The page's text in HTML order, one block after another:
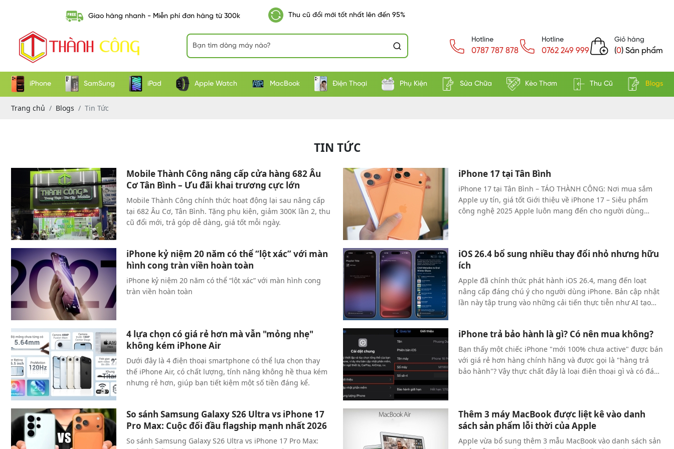
Giao hàng nhanh - Miễn phí đơn hàng từ 300k Thu cũ đổi mới tốt nhất lên đến 95%
Hotline
0787 787 878
Hotline
0762 249 999
Giỏ hàng
(0) Sản phẩm
iPhone SamSung iPad Apple Watch MacBook Điện Thoại Phụ Kiện Sửa Chữa Kèo Thơm Thu Cũ Blogs
Trang chủ Blogs Tin Tức
TIN TỨC
Mobile Thành Công nâng cấp cửa hàng 682 Âu
Cơ Tân Bình – Ưu đãi khai trương cực lớn
Mobile Thành Công chính thức hoạt động lại sau nâng cấp
tại 682 Âu Cơ, Tân Bình. Tặng phụ kiện, giảm 300K lần 2, thu
cũ đổi mới, trả góp dễ dàng, giá tốt mỗi ngày.
iPhone 17 tại Tân Bình
iPhone 17 tại Tân Bình – TÁO THÀNH CÔNG: Nơi mua sắm
Apple uy tín, giá tốt Giới thiệu về iPhone 17 – Siêu phẩm
công nghệ 2025 Apple luôn mang đến cho người dùng
hẹn sẽ tạo nên “cơn sốt” trên thị trường công nghệ.
iPhone kỷ niệm 20 năm có thể “lột xác” với màn
hình cong tràn viền hoàn toàn
iPhone kỷ niệm 20 năm có thể “lột xác” với màn hình cong
tràn viền hoàn toàn
iOS 26.4 bổ sung nhiều thay đổi nhỏ nhưng hữu
ích
Apple đã chính thức phát hành iOS 26.4, mang đến loạt
nâng cấp đáng chú ý cho người dùng iPhone. Bản cập nhật
lần này tập trung vào những cải tiến thực tiễn như AI tạo
4 lựa chọn có giá rẻ hơn mà vẫn "mỏng nhẹ"
không kém iPhone Air
Dưới đây là 4 điện thoại smartphone có thể lựa chọn thay
thế iPhone Air, có chất lượng, tính năng không hề thua kém
nhưng rẻ hơn, giúp bạn tiết kiệm một số tiền đáng kể.
iPhone trả bảo hành là gì? Có nên mua không?
Bạn thấy một chiếc iPhone "mới 100% chưa active" được bán
với giá rẻ hơn hàng chính hãng và được gọi là "hàng trả
bảo hành"? Vậy thực chất đây là loại điện thoại gì và có đáng
So sánh Samsung Galaxy S26 Ultra vs iPhone 17
Pro Max: Cuộc đối đầu flagship mạnh nhất 2026
So sánh Samsung Galaxy S26 Ultra vs iPhone 17 Pro Max:
Thêm 3 máy MacBook được liệt kê vào danh
sách sản phẩm lỗi thời của Apple
Apple vừa bổ sung thêm 3 mẫu MacBook vào danh sách sản